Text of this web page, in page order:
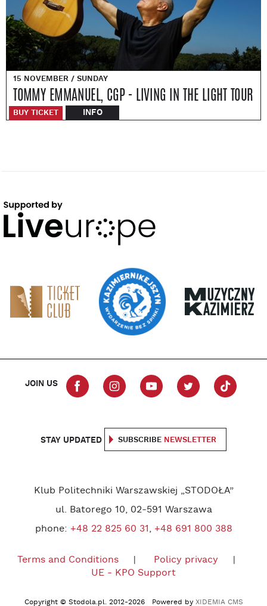
15 NOVEMBER / SUNDAY
TOMMY EMMANUEL, CGP - LIVING IN THE LIGHT TOUR
BUY TICKET INFO
JOIN US
STAY UPDATED SUBSCRIBE NEWSLETTER
Klub Politechniki Warszawskiej „STODOŁA”
ul. Batorego 10, 02-591 Warszawa
phone: +48 22 825 60 31, +48 691 800 388
Terms and Conditions
Policy privacy
UE - KPO Support
Copyright © Stodola.pl. 2012-2026 Powered by XIDEMIA CMS